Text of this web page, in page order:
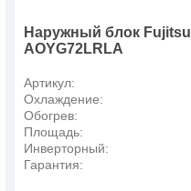
Наружный блок Fujitsu
AOYG72LRLA
Артикул:
Охлаждение:
Обогрев:
Площадь:
Инверторный:
Гарантия: